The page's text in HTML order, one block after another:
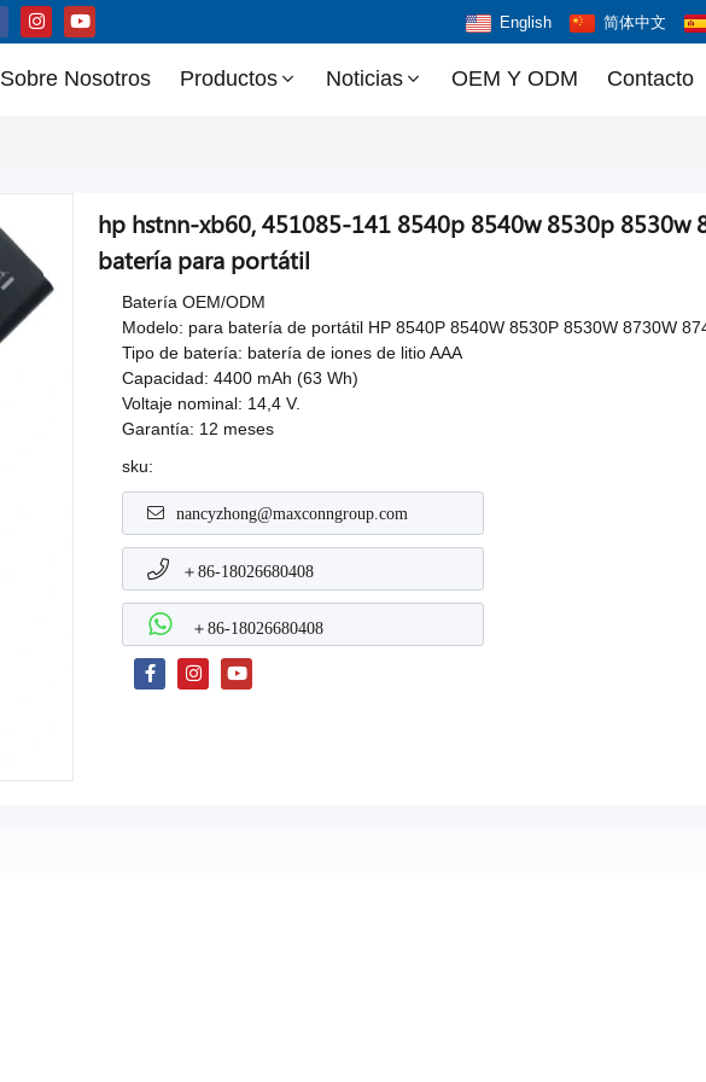
English 简体中文
Sobre Nosotros Productos Noticias OEM Y ODM Contacto
hp hstnn-xb60, 451085-141 8540p 8540w 8530p 8530w
batería para portátil
Batería OEM/ODM
Modelo: para batería de portátil HP 8540P 8540W 8530P 8530W 8730W
Tipo de batería: batería de iones de litio AAA
Capacidad: 4400 mAh (63 Wh)
Voltaje nominal: 14,4 V.
Garantía: 12 meses
sku:
nancyzhong@maxconngroup.com
＋86-18026680408
＋86-18026680408